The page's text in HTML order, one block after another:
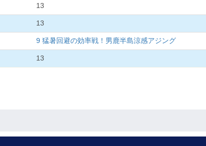
13
13
9 猛暑回避の効率戦！男鹿半島涼感アジング
13